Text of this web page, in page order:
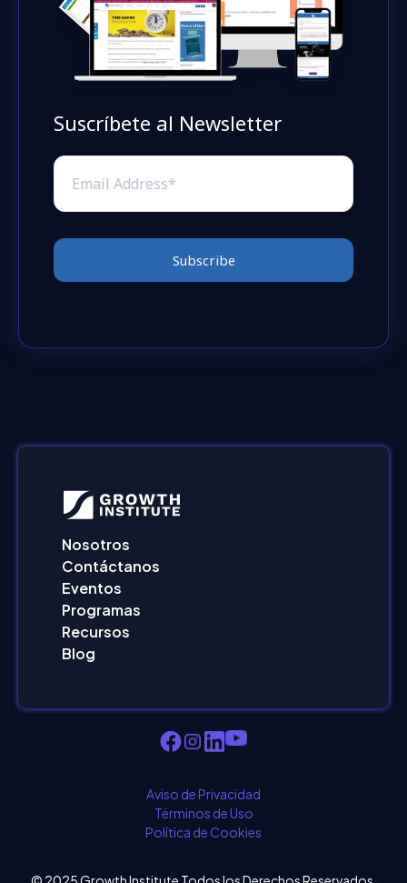
Suscríbete al Newsletter
Nosotros
Contáctanos
Eventos
Programas
Recursos
Blog
Aviso de Privacidad
Términos de Uso
Política de Cookies